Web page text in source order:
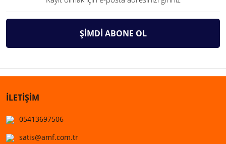
ŞİMDİ ABONE OL
İLETİŞİM
05413697506
satis@amf.com.tr